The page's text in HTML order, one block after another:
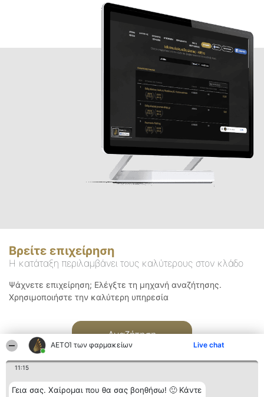
ΑΕΤΟΊ των φαρμακείων Live chat
11:15
Γεια σας. Χαίρομαι που θα σας βοηθήσω! 🙂 Κάντε
Βρείτε επιχείρηση
Η κατάταξη περιλαμβάνει τους καλύτερους στον κλάδο
Ψάχνετε επιχείρηση; Ελέγξτε τη μηχανή αναζήτησης.
Χρησιμοποιήστε την καλύτερη υπηρεσία
Αναζήτηση